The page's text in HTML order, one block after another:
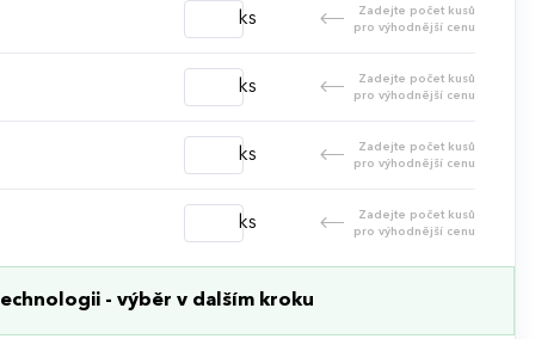
ks
Zadejte počet kusů
pro výhodnější cenu
ks
Zadejte počet kusů
pro výhodnější cenu
ks
Zadejte počet kusů
pro výhodnější cenu
ks
Zadejte počet kusů
pro výhodnější cenu
- výběr v dalším kroku